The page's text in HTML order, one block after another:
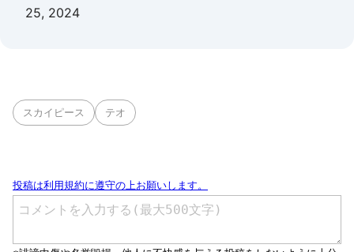
25, 2024
スカイピース テオ